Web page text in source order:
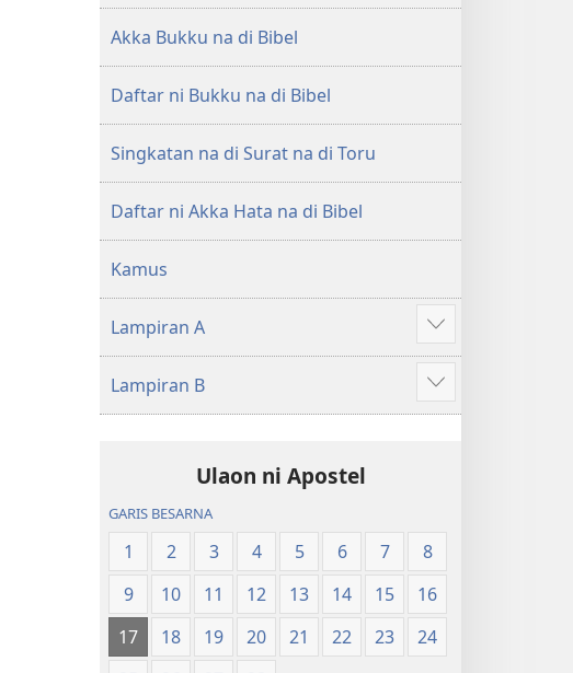
Naeng
Mangolu
di
Tano
na
Imbaru
Naeng
di
Tano
na
Imbaru
Akka Bukku na di Bibel
Daftar ni Bukku na di Bibel
Singkatan na di Surat na di Toru
Daftar ni Akka Hata na di Bibel
Kamus
Lampiran A
Patudu
na
umgodang
Lampiran B
Patudu
na
Ulaon ni Apostel
GARIS BESARNA
1 2 3 4 5 6 7
8
9
10 11 12 13 14 15
16
17
18 19 20 21 22 23
24